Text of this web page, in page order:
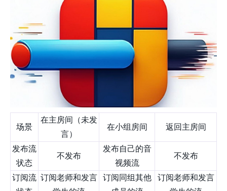
场景
在主房间（未发
言）
在小组房间 返回主房间
发布流
状态
不发布
发布自己的音
视频流
不发布
订阅流 订阅老师和发言
订阅同组其他
订阅老师和发言